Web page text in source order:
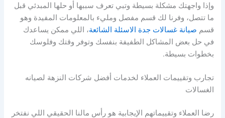
وإذا واجهتك مشكلة بسيطة وتبي تعرف سببها أو حلها المبدئي قبل
ما تتصل، وفرنا لك قسم مفصل ومليء بالمعلومات المفيدة وهو
قسم صيانة غسالات جدة الاسئلة الشائعة، اللي ممكن يساعدك
في حل بعض المشاكل الطفيفة بنفسك وتوفر وقتك وفلوسك
بخطوات بسيطة.
تجارب وتقييمات العملاء لخدمات أفضل شركات النزهة لصيانه
الغسالات
رضا العملاء وتقييماتهم الإيجابية هو رأس مالنا الحقيقي اللي نفتخر